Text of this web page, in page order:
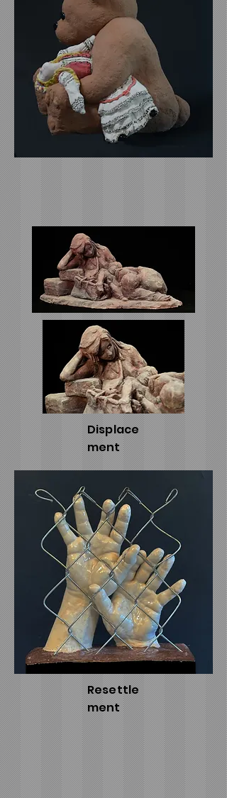
Displace
ment
Resettle
ment